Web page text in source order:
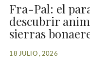
Fra-Pal: el
descubrir
sierras
18 JULIO , 2026